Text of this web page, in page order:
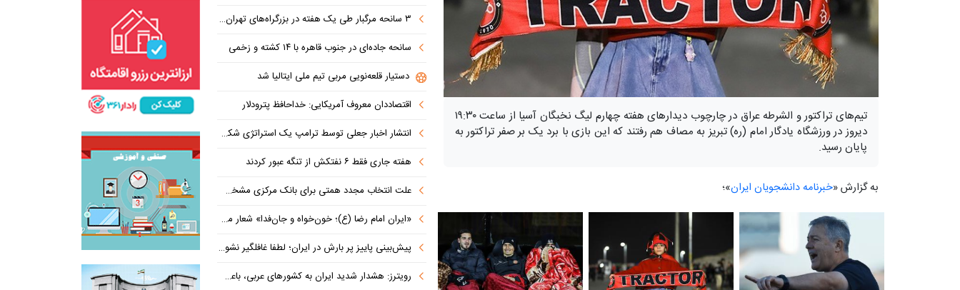
تیم‌های تراکتور و الشرطه عراق در چارچوب دیدارهای هفته چهارم لیگ نخبگان آسیا از ساعت ۱۹:۳۰
دیروز در ورزشگاه یادگار امام (ره) تبریز به مصاف هم رفتند که این بازی با برد یک بر صفر تراکتور به
پایان رسید.
به گزارش «خبرنامه دانشجویان ایران»؛
۳ سانحه مرگبار طی یک هفته در بزرگراه‌های تهران؛ هشدار دوباره به رانندگان و عابران
سانحه جاده‌ای در جنوب قاهره با ۱۴ کشته و زخمی
دستیار قلعه‌نویی مربی تیم ملی ایتالیا شد
اقتصاددان معروف آمریکایی: خداحافظ پترودلار
انتشار اخبار جعلی توسط ترامپ یک استراتژی شکست خورده است
هفته جاری فقط ۶ نفتکش از تنگه عبور کردند
علت انتخاب مجدد همتی برای بانک مرکزی مشخص شد: پزشکیان هنوز هم متوجه نشده است چرا همتی استیضاح شد!
«ایران امام رضا (ع)؛ خون‌خواه و جان‌فدا» شعار محوری دهه پایانی صفر شد
پیش‌بینی پاییز پر بارش در ایران؛ لطفا غافلگیر نشوید
رویترز: هشدار شدید ایران به کشورهای عربی، باعث توقف حمله آمریکا شد